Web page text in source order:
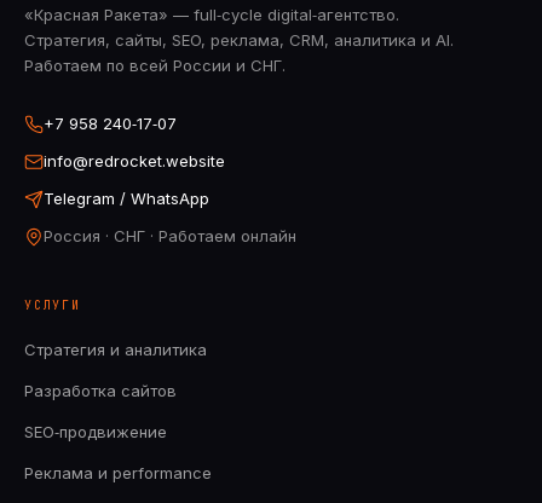
«Красная Ракета» — full‑cycle digital‑агентство.
Стратегия, сайты, SEO, реклама, CRM, аналитика и AI.
Работаем по всей России и СНГ.
+7 958 240‑17‑07
info@redrocket.website
Telegram / WhatsApp
Россия · СНГ · Работаем онлайн
УСЛУГИ
Стратегия и аналитика
Разработка сайтов
SEO‑продвижение
Реклама и performance